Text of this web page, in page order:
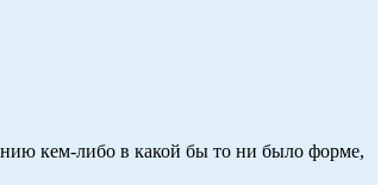
кем-либо в какой бы то ни было форме,